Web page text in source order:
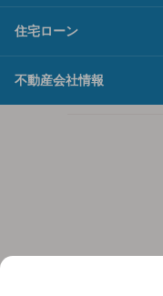
住宅ローン
不動産会社情報